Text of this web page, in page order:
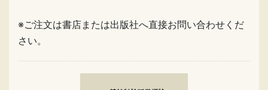
※ご注文は書店または出版社へ直接お問い合わせくだ
さい。